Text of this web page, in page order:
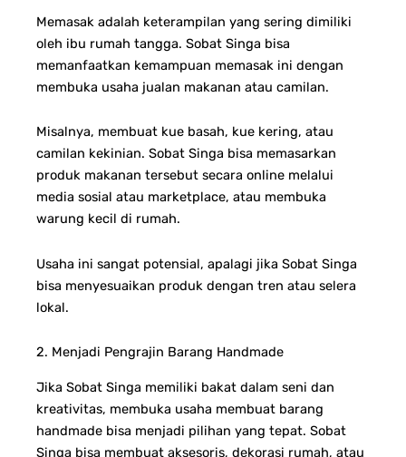
Memasak adalah keterampilan yang sering dimiliki
oleh ibu rumah tangga. Sobat Singa bisa
memanfaatkan kemampuan memasak ini dengan
membuka usaha jualan makanan atau camilan.
Misalnya, membuat kue basah, kue kering, atau
camilan kekinian. Sobat Singa bisa memasarkan
produk makanan tersebut secara online melalui
media sosial atau marketplace, atau membuka
warung kecil di rumah.
Usaha ini sangat potensial, apalagi jika Sobat Singa
bisa menyesuaikan produk dengan tren atau selera
lokal.
2. Menjadi Pengrajin Barang Handmade
Jika Sobat Singa memiliki bakat dalam seni dan
kreativitas, membuka usaha membuat barang
handmade bisa menjadi pilihan yang tepat. Sobat
Singa bisa membuat aksesoris, dekorasi rumah, atau